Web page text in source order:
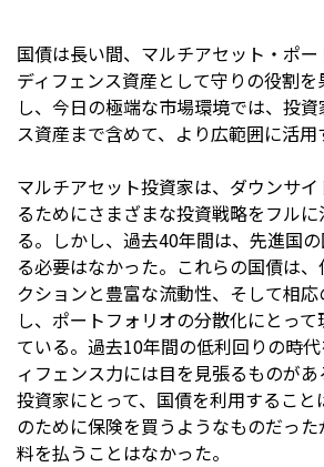
国債は長い間、マルチアセット・ポ
ディフェンス資産として守りの役割
し、今日の極端な市場環境では、投
ス資産まで含めて、より広範囲に活用
マルチアセット投資家は、ダウンサ
るためにさまざまな投資戦略をフル
る。しかし、過去40年間は、先進国
る必要はなかった。これらの国債は
クションと豊富な流動性、そして相
し、ポートフォリオの分散化にとっ
ている。過去10年間の低利回りの時
ィフェンス力には目を見張るものが
投資家にとって、国債を利用するこ
のために保険を買うようなものだっ
料を払うことはなかった。